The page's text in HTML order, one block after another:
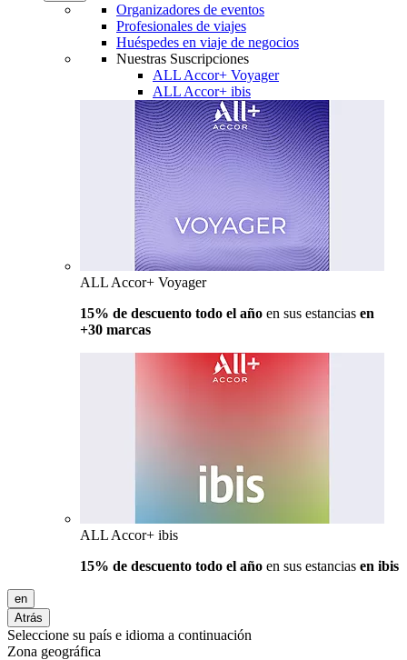
Organizadores de eventos
Profesionales de viajes
Huéspedes en viaje de negocios
Nuestras Suscripciones
ALL Accor+ Voyager
ALL Accor+ ibis
ALL Accor+ Voyager
15% de descuento todo el año en sus estancias en
+30 marcas
ALL Accor+ ibis
15% de descuento todo el año en sus estancias en ibis
en
Atrás
Seleccione su país e idioma a continuación
Zona geográfica